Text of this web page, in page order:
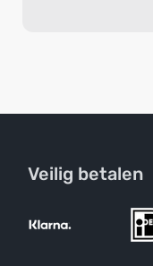
Veilig betalen